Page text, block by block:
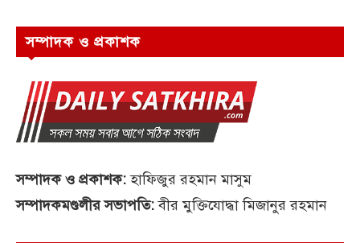
সম্পাদক ও প্রকাশক
সম্পাদক ও প্রকাশক:হাফিজুর রহমান মাসুম
সম্পাদকমণ্ডলীর সভাপতি:বীর মুক্তিযোদ্ধা মিজানুর রহমান